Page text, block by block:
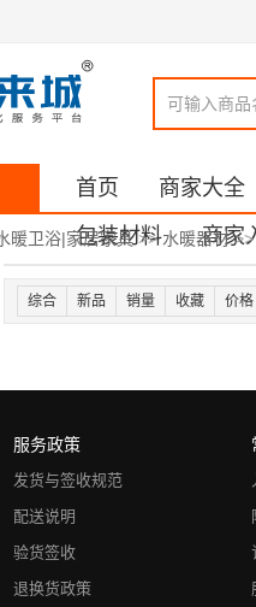
首页 商家大全
包装材料
商家
暖卫浴|家居家具>>水暖器材
综合 新品 销量 收藏 价格
服务政策
发货与签收规范
配送说明
验货签收
退换货政策